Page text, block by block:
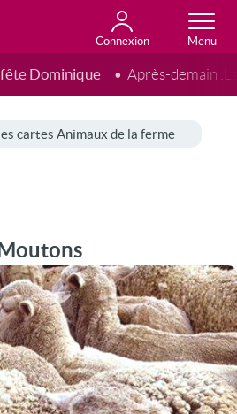
Connexion
Dominique Après-demain :
cartes Animaux de la ferme
Moutons